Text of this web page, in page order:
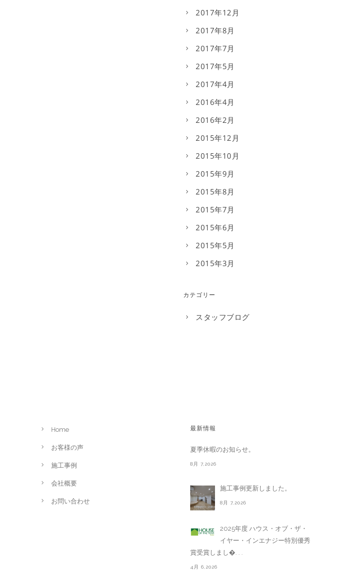
2017年12月
2017年8月
2017年7月
2017年5月
2017年4月
2016年4月
2016年2月
2015年12月
2015年10月
2015年9月
2015年8月
2015年7月
2015年6月
2015年5月
2015年3月
カテゴリー
スタッフブログ
Home
お客様の声
施工事例
会社概要
お問い合わせ
最新情報
夏季休暇のお知らせ。
8月 7,2026
施工事例更新しました。
8月 7,2026
2025年度 ハウス・オブ・ザ・
イヤー・インエナジー特別優秀
賞受賞しまし�. . .
4月 6,2026